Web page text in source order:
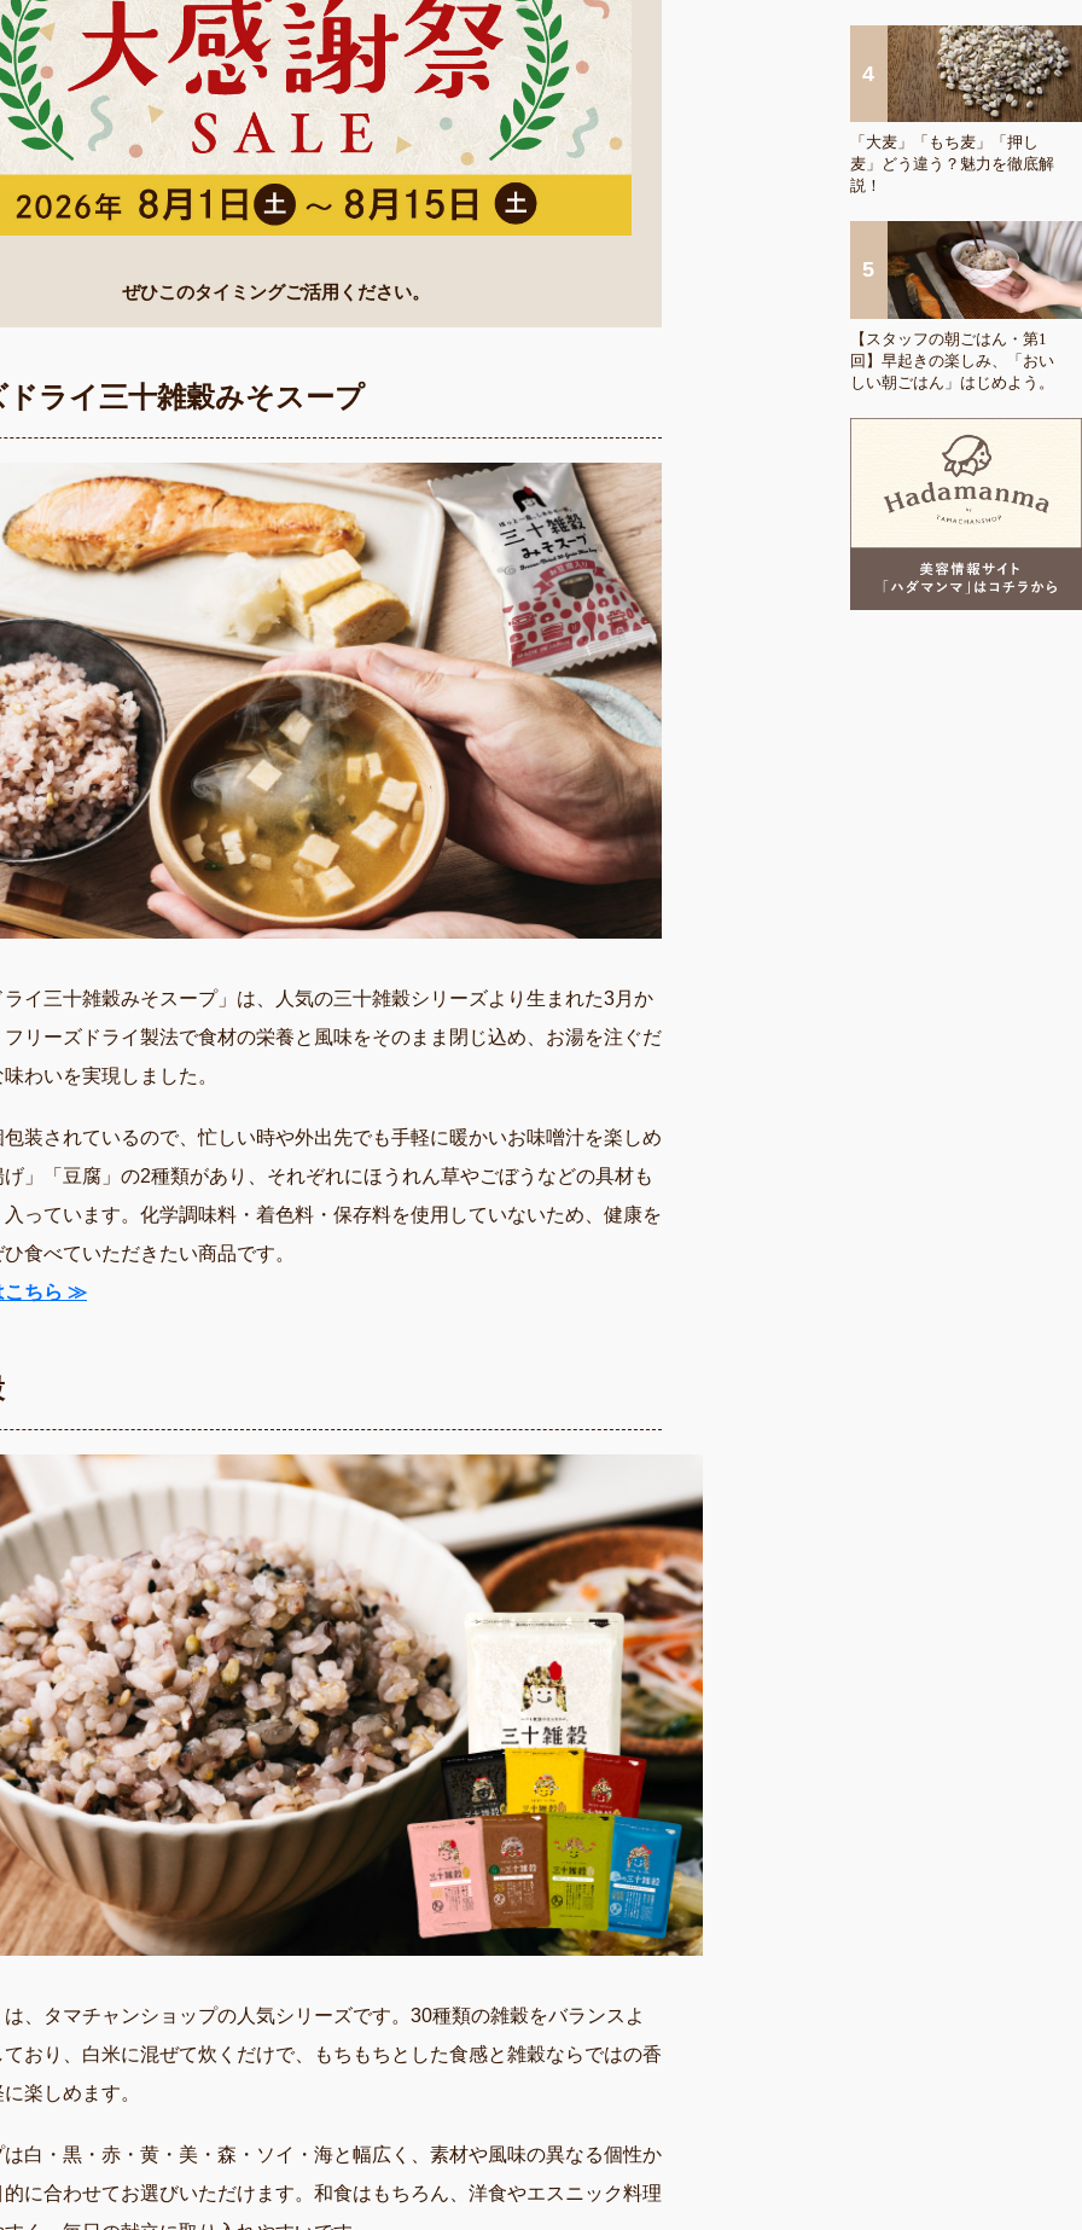
ぜひこのタイミングご活用ください。
ライ三十雑穀みそスープ
イ三十雑穀みそスープ」は、人気の三十雑穀シリーズより生まれた3月か
リーズドライ製法で食材の栄養と風味をそのまま閉じ込め、お湯を注ぐだ
わいを実現しました。
装されているので、忙しい時や外出先でも手軽に暖かいお味噌汁を楽しめ
」「豆腐」の2種類があり、それぞれにほうれん草やごぼうなどの具材も
っています。化学調味料・着色料・保存料を使用していないため、健康を
食べていただきたい商品です。
こちら ≫
、タマチャンショップの人気シリーズです。30種類の雑穀をバランスよ
おり、白米に混ぜて炊くだけで、もちもちとした食感と雑穀ならではの香
楽しめます。
白・黒・赤・黄・美・森・ソイ・海と幅広く、素材や風味の異なる個性か
に合わせてお選びいただけます。和食はもちろん、洋食やエスニック料理
「大麦」「もち麦」「押し
麦」どう違う？魅力を徹底解
説！
【スタッフの朝ごはん・第1
回】早起きの楽しみ、「おい
しい朝ごはん」はじめよう。